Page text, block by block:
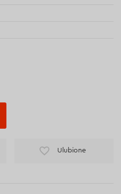
Ulubione